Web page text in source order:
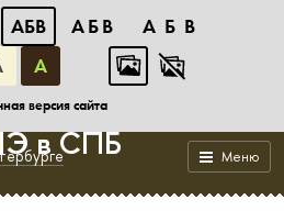
АБB АБB
АБB
А
версия сайта
Меню
центр НИУ
в СПБ